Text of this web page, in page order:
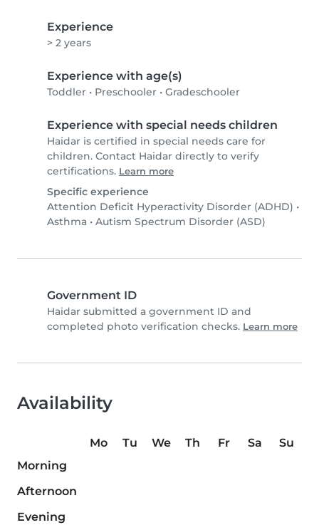
Experience
> 2 years
Experience with age(s)
Toddler • Preschooler • Gradeschooler
Experience with special needs children
Haidar is certified in special needs care for
children. Contact Haidar directly to verify
certifications. Learn more
Specific experience
Attention Deficit Hyperactivity Disorder (ADHD) •
Asthma • Autism Spectrum Disorder (ASD)
Government ID
Haidar submitted a government ID and
completed photo verification checks. Learn more
Availability
Mo Tu We Th Fr Sa
Su
Morning
Afternoon
Evening